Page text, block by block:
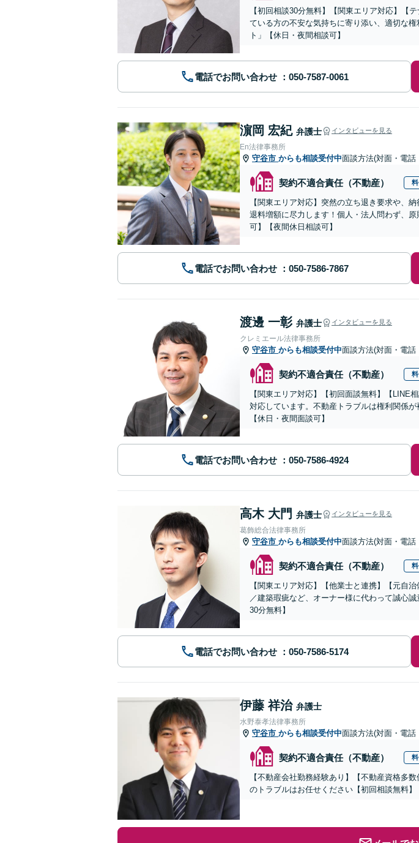
【初回相談30分無料】【関東エリア対応】【
ている方の不安な気持ちに寄り添い、適切な
ト」【休日・夜間相談可】
電話でお問い合わせ
濵岡 宏紀 弁護士 インタビューを見る
En法律事務所
守谷市 からも相談受付中面談方法(対面・電話
契約不適合責任（不動産）
【関東エリア対応】突然の立ち退き要求や、
退料増額に尽力します！個人・法人問わず、
可】【夜間休日相談可】
電話でお問い合わせ
渡邊 一彰 弁護士 インタビューを見る
クレミエール法律事務所
守谷市 からも相談受付中面談方法(対面・電話
契約不適合責任（不動産）
【関東エリア対応】【初回面談無料】【LINE
対応しています。不動産トラブルは権利関係
【休日・夜間面談可】
電話でお問い合わせ
高木 大門 弁護士 インタビューを見る
葛飾総合法律事務所
守谷市 からも相談受付中面談方法(対面・電話
契約不適合責任（不動産）
【関東エリア対応】【他業士と連携】【元自
／建築瑕疵など、オーナー様に代わって誠心
30分無料】
電話でお問い合わせ
伊藤 祥治 弁護士
水野泰孝法律事務所
守谷市 からも相談受付中面談方法(対面・電話
契約不適合責任（不動産）
【不動産会社勤務経験あり】【不動産資格多
のトラブルはお任せください【初回相談無料】